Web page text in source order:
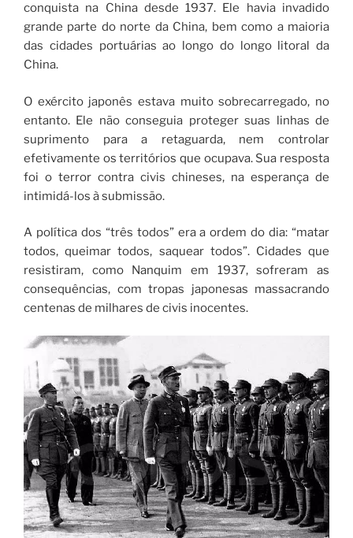
conquista na China desde 1937. Ele havia invadido
grande parte do norte da China, bem como a maioria
das cidades portuárias ao longo do longo litoral da
China.
O exército japonês estava muito sobrecarregado, no
entanto. Ele não conseguia proteger suas linhas de
suprimento para a retaguarda, nem controlar
efetivamente os territórios que ocupava. Sua resposta
foi o terror contra civis chineses, na esperança de
intimidá-los à submissão.
A política dos “três todos” era a ordem do dia: “matar
todos, queimar todos, saquear todos”. Cidades que
resistiram, como Nanquim em 1937, sofreram as
consequências, com tropas japonesas massacrando
centenas de milhares de civis inocentes.